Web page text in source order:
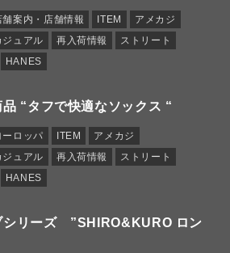
舗案内・店舗情報 ITEM
アメカジ
ジュアル 再入荷情報
ストリート
HANES
“タフで快適なソックス “
ーロッパ ITEM
アメカジ
ジュアル 再入荷情報
ストリート
HANES
シリーズ ”SHIRO&KURO ロン